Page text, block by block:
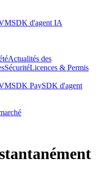
SDK d'agent IA
Actualités des
SécuritéLicences & Permis
SDK PaySDK d'agent